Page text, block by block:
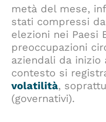
metà del mese,
stati compressi
elezioni nei Paesi
preoccupazioni
aziendali da inizio
contesto si
volatilità,
(governativi).